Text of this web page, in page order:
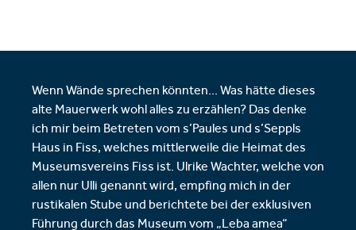
Wenn Wände sprechen könnten... Was hätte dieses
alte Mauerwerk wohl alles zu erzählen? Das denke
ich mir beim Betreten vom s’Paules und s’Seppls
Haus in Fiss, welches mittlerweile die Heimat des
Museumsvereins Fiss ist. Ulrike Wachter, welche von
allen nur Ulli genannt wird, empfing mich in der
rustikalen Stube und berichtete bei der exklusiven
Führung durch das Museum vom „Leba amea“